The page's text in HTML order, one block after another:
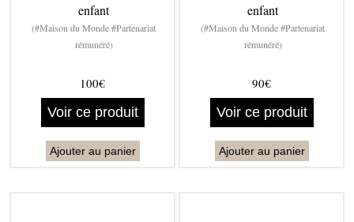
enfant
(#Maison du Monde #Partenariat
rémunéré)
100€
Voir ce produit
Ajouter au panier
enfant
(#Maison du Monde #Partenariat
rémunéré)
90€
Voir ce produit
Ajouter au panier